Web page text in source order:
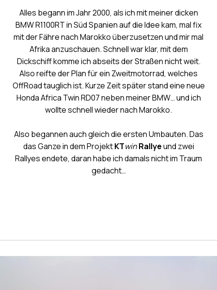
Alles begann im Jahr 2000, als ich mit meiner dicken
BMW R1100RT in Süd Spanien auf die Idee kam, mal fix
mit der Fähre nach Marokko überzusetzen und mir mal
Afrika anzuschauen. Schnell war klar, mit dem
Dickschiff komme ich abseits der Straßen nicht weit.
Also reifte der Plan für ein Zweitmotorrad, welches
OffRoad tauglich ist. Kurze Zeit später stand eine neue
Honda Africa Twin RD07 neben meiner BMW… und ich
wollte schnell wieder nach Marokko.
Also begannen auch gleich die ersten Umbauten. Das
das Ganze in dem ProjektKTwinRallyeund zwei
Rallyes endete, daran habe ich damals nicht im Traum
gedacht…